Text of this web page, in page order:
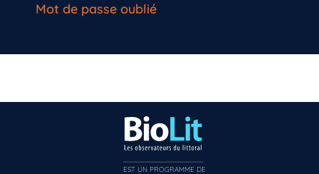
Mot de passe oublié
Vous n’êtes pas encore inscrit à Biolit ?
Inscrivez-vous dès maintenant